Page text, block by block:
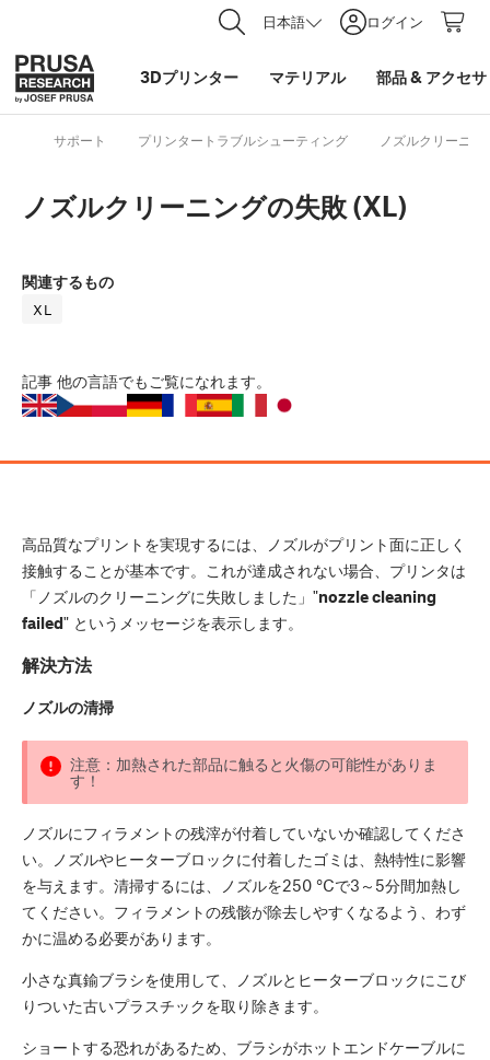
日本語 ログイン
3Dプリンター マテリアル 部品& アクセ
サポート プリンタートラブルシューティング ノズルクリーニ
ノズルクリーニングの失敗 (XL)
関連するもの
XL
記事 他の言語でもご覧になれます。
高品質なプリントを実現するには、ノズルがプリント面に正しく
接触することが基本です。これが達成されない場合、プリンタは
「ノズルのクリーニングに失敗しました」"nozzle cleaning
failed" というメッセージを表示します。
解決方法
ノズルの清掃
注意：加熱された部品に触ると火傷の可能性がありま
す！
ノズルにフィラメントの残滓が付着していないか確認してくださ
い。ノズルやヒーターブロックに付着したゴミは、熱特性に影響
を与えます。清掃するには、ノズルを250 °Cで3～5分間加熱し
てください。フィラメントの残骸が除去しやすくなるよう、わず
かに温める必要があります。
小さな真鍮ブラシを使用して、ノズルとヒーターブロックにこび
りついた古いプラスチックを取り除きます。
ショートする恐れがあるため、ブラシがホットエンドケーブルに